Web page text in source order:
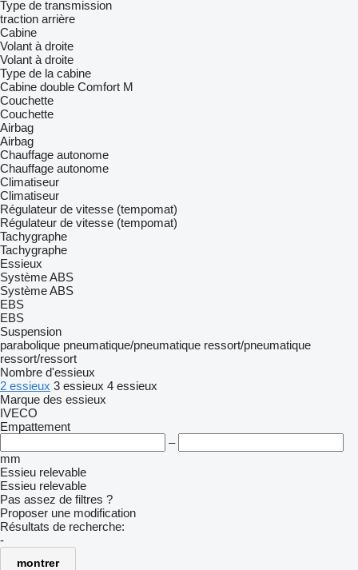
Type de transmission
traction arrière
Cabine
Volant à droite
Volant à droite
Type de la cabine
Cabine double Comfort M
Couchette
Couchette
Airbag
Airbag
Chauffage autonome
Chauffage autonome
Climatiseur
Climatiseur
Régulateur de vitesse (tempomat)
Régulateur de vitesse (tempomat)
Tachygraphe
Tachygraphe
Essieux
Système ABS
Système ABS
EBS
EBS
Suspension
parabolique pneumatique/pneumatique ressort/pneumatique
ressort/ressort
Nombre d'essieux
2 essieux 3 essieux 4 essieux
Marque des essieux
IVECO
Empattement
–
mm
Essieu relevable
Essieu relevable
Pas assez de filtres ?
Proposer une modification
Résultats de recherche:
-
montrer